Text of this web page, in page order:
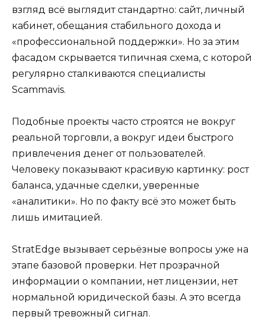
взгляд всё выглядит стандартно: сайт, личный
кабинет, обещания стабильного дохода и
«профессиональной поддержки». Но за этим
фасадом скрывается типичная схема, с которой
регулярно сталкиваются специалисты
Scammavis.
Подобные проекты часто строятся не вокруг
реальной торговли, а вокруг идеи быстрого
привлечения денег от пользователей.
Человеку показывают красивую картинку: рост
баланса, удачные сделки, уверенные
«аналитики». Но по факту всё это может быть
лишь имитацией.
StratEdge вызывает серьёзные вопросы уже на
этапе базовой проверки. Нет прозрачной
информации о компании, нет лицензии, нет
нормальной юридической базы. А это всегда
первый тревожный сигнал.